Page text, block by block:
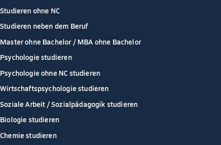
Studieren ohne NC
Studieren neben dem Beruf
Master ohne Bachelor / MBA ohne Bachelor
Psychologie studieren
Psychologie ohne NC studieren
Wirtschaftspsychologie studieren
Soziale Arbeit / Sozialpädagogik studieren
Biologie studieren
Chemie studieren